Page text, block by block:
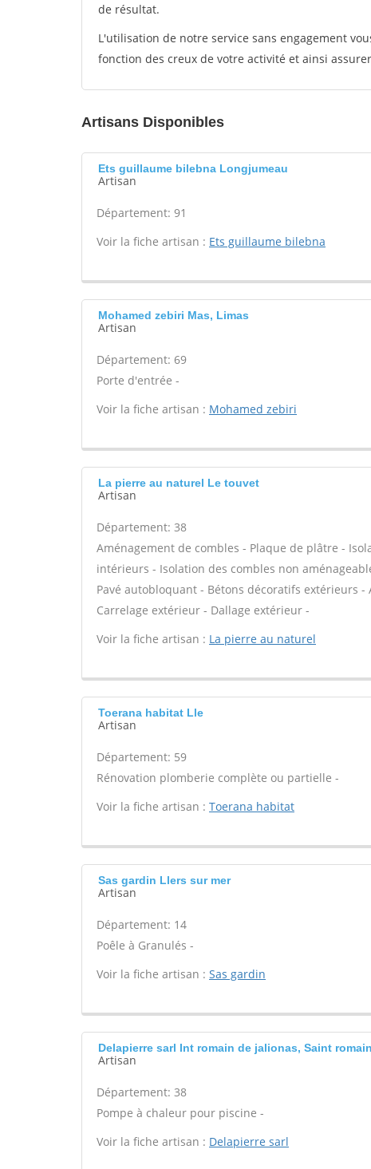
de résultat.
L'utilisation de notre service sans engagement
fonction des creux de votre activité et ainsi
Artisans Disponibles
Ets guillaume bilebna Longjumeau
Artisan
Département: 91
Voir la fiche artisan : Ets guillaume bilebna
Mohamed zebiri Mas, Limas
Artisan
Département: 69
Porte d'entrée -
Voir la fiche artisan : Mohamed zebiri
La pierre au naturel Le touvet
Artisan
Département: 38
Aménagement de combles - Plaque de plâtre -
intérieurs - Isolation des combles non
Pavé autobloquant - Bétons décoratifs extérieurs
Carrelage extérieur - Dallage extérieur -
Voir la fiche artisan : La pierre au naturel
Toerana habitat Lle
Artisan
Département: 59
Rénovation plomberie complète ou partielle -
Voir la fiche artisan : Toerana habitat
Sas gardin Llers sur mer
Artisan
Département: 14
Poêle à Granulés -
Voir la fiche artisan : Sas gardin
Delapierre sarl Int romain de jalionas, Saint
Artisan
Département: 38
Pompe à chaleur pour piscine -
Voir la fiche artisan : Delapierre sarl